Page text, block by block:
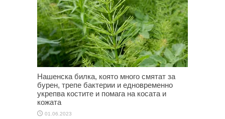
Нашенска билка, която много смятат за
бурен, трепе бактерии и едновременно
укрепва костите и помага на косата и
кожата
01.06.2023